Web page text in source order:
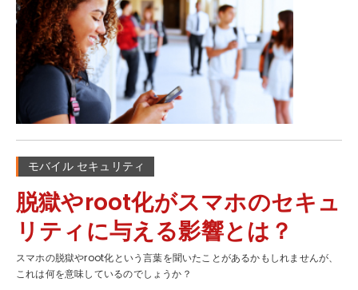
モバイル セキュリティ
脱獄やroot化がスマホのセキュ
リティに与える影響とは？
スマホの脱獄やroot化という言葉を聞いたことがあるかもしれませんが、
これは何を意味しているのでしょうか？